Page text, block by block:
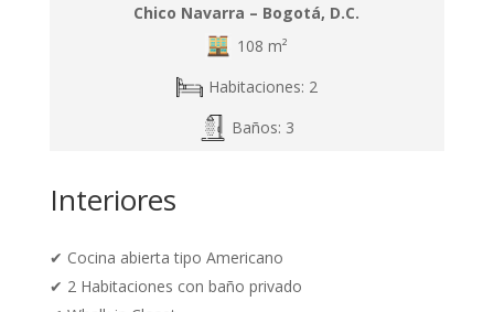
Chico Navarra – Bogotá, D.C.
108 m²
Habitaciones: 2
Baños: 3
Interiores
✔ Cocina abierta tipo Americano
✔ 2 Habitaciones con baño privado